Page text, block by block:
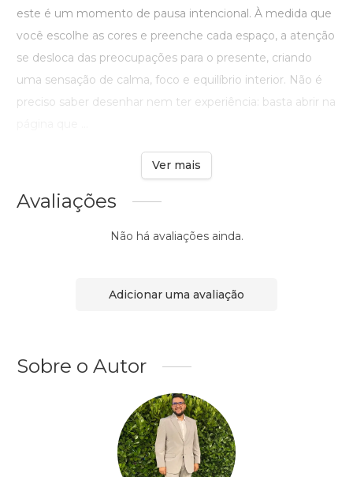
este é um momento de pausa intencional. À medida que
você escolhe as cores e preenche cada espaço, a atenção
se desloca das preocupações para o presente, criando
uma sensação de calma, foco e equilíbrio interior. Não é
preciso saber desenhar nem ter experiência: basta abrir na
Ver mais
Avaliações
Não há avaliações ainda.
Adicionar uma avaliação
Sobre o Autor